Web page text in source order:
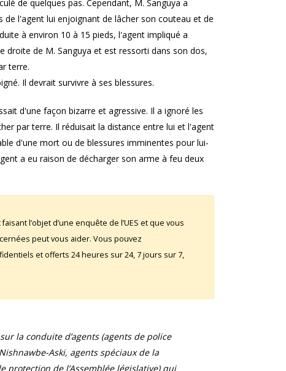
de quelques pas. Cependant, M. Sanguya a
l'agent lui enjoignant de lâcher son couteau et de
à environ 10 à 15 pieds, l'agent impliqué a
droite de M. Sanguya et est ressorti dans son dos,
terre.
Il devrait survivre à ses blessures.
d'une façon bizarre et agressive. Il a ignoré les
par terre. Il réduisait la distance entre lui et l'agent
d'une mort ou de blessures imminentes pour lui-
a eu raison de décharger son arme à feu deux
l’objet d’une enquête de l’UES et que vous
peut vous aider. Vous pouvez
et offerts 24 heures sur 24, 7 jours sur 7,
la conduite d’agents (agents de police
Aski, agents spéciaux de la
protection de l’Assemblée législative) qui